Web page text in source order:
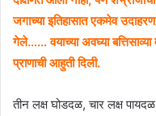
जगाच्या इतिहासात एकमेव
गेले…… वयाच्या अवघ्या बत्तिसाव्या
प्राणाची आहुती दिली.
तीन लक्ष घोडदळ, चार लक्ष